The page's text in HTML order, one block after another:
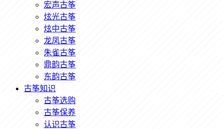
宏声古筝
炫光古筝
炫中古筝
龙凤古筝
朱雀古筝
鼎韵古筝
东韵古筝
古筝知识
古筝选购
古筝保养
认识古筝